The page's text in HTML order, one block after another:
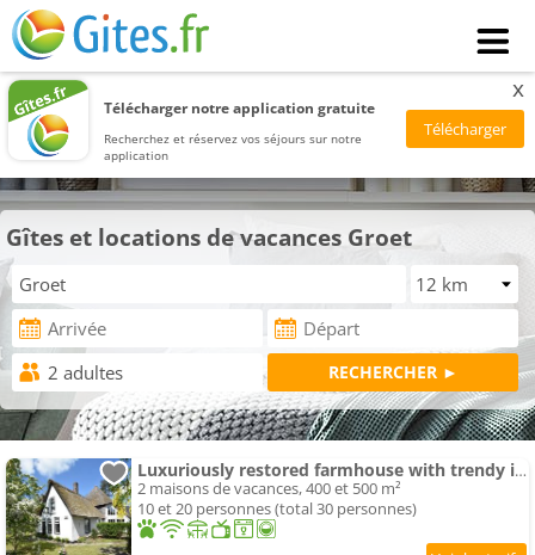
Télécharger notre application gratuite
Recherchez et réservez vos séjours sur notre
application
x
Gîtes et locations de vacances Groet
Luxuriously restored farmhouse with trendy interior close to sea and forest
2 maisons de vacances, 400 et 500 m²
10 et 20 personnes (total 30 personnes)